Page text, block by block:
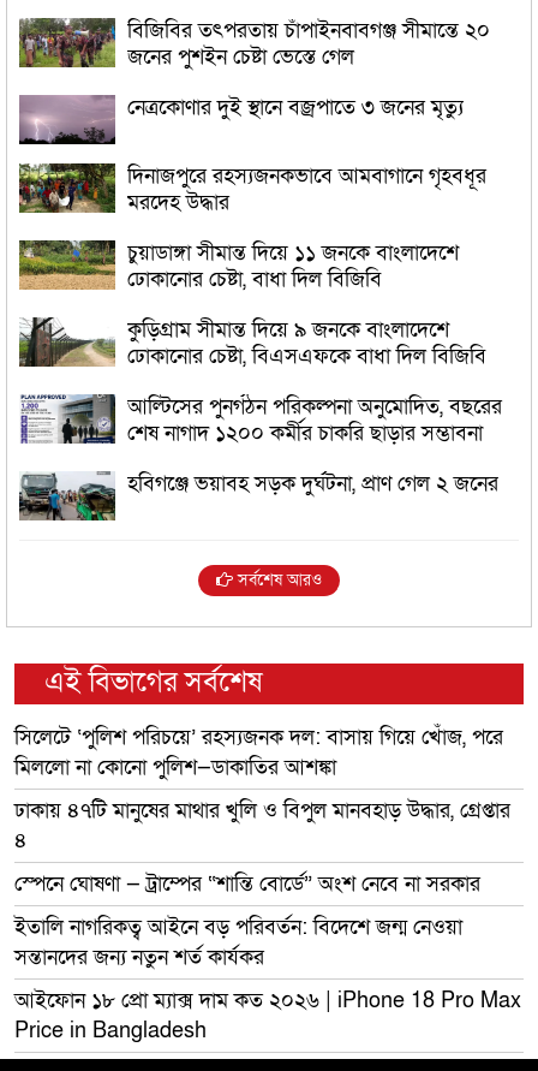
বিজিবির তৎপরতায় চাঁপাইনবাবগঞ্জ সীমান্তে ২০
জনের পুশইন চেষ্টা ভেস্তে গেল
নেত্রকোণার দুই স্থানে বজ্রপাতে ৩ জনের মৃত্যু
দিনাজপুরে রহস্যজনকভাবে আমবাগানে গৃহবধূর
মরদেহ উদ্ধার
চুয়াডাঙ্গা সীমান্ত দিয়ে ১১ জনকে বাংলাদেশে
ঢোকানোর চেষ্টা, বাধা দিল বিজিবি
কুড়িগ্রাম সীমান্ত দিয়ে ৯ জনকে বাংলাদেশে
ঢোকানোর চেষ্টা, বিএসএফকে বাধা দিল বিজিবি
আল্টিসের পুনর্গঠন পরিকল্পনা অনুমোদিত, বছরের
শেষ নাগাদ ১২০০ কর্মীর চাকরি ছাড়ার সম্ভাবনা
হবিগঞ্জে ভয়াবহ সড়ক দুর্ঘটনা, প্রাণ গেল ২ জনের
সর্বশেষ আরও
এই বিভাগের সর্বশেষ
সিলেটে ‘পুলিশ পরিচয়ে’ রহস্যজনক দল: বাসায় গিয়ে খোঁজ, পরে
মিললো না কোনো পুলিশ—ডাকাতির আশঙ্কা
ঢাকায় ৪৭টি মানুষের মাথার খুলি ও বিপুল মানবহাড় উদ্ধার, গ্রেপ্তার
৪
স্পেনে ঘোষণা — ট্রাম্পের “শান্তি বোর্ডে” অংশ নেবে না সরকার
ইতালি নাগরিকত্ব আইনে বড় পরিবর্তন: বিদেশে জন্ম নেওয়া
সন্তানদের জন্য নতুন শর্ত কার্যকর
আইফোন ১৮ প্রো ম্যাক্স দাম কত ২০২৬ | iPhone 18 Pro Max
Price in Bangladesh